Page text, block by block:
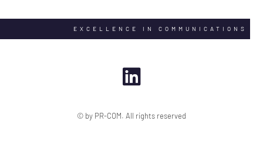
EXCELLENCE IN COMMUNICATIONS
© by PR-COM. All rights reserved